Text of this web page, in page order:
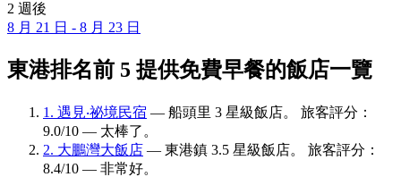
2 週後
8 月 21 日 - 8 月 23 日
東港排名前 5 提供免費早餐的飯店一覽
1. 遇見‧祕境民宿 — 船頭里 3 星級飯店。 旅客評分：
9.0/10 — 太棒了。
2. 大鵬灣大飯店 — 東港鎮 3.5 星級飯店。 旅客評分：
8.4/10 — 非常好。